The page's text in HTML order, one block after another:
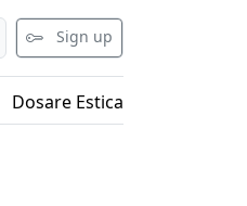
Sign up
Dosare Estica